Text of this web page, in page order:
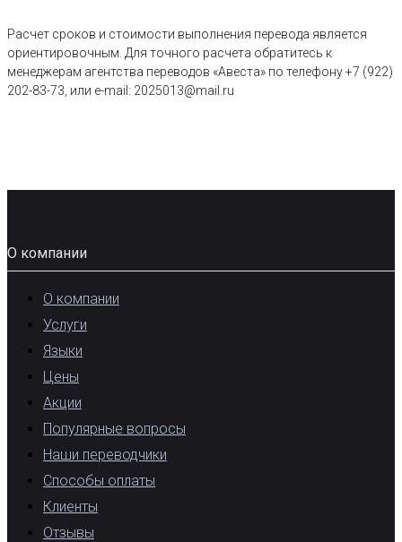
Расчет сроков и стоимости выполнения перевода является
ориентировочным. Для точного расчета обратитесь к
менеджерам агентства переводов «Авеста» по телефону +7 (922)
202-83-73, или e-mail: 2025013@mail.ru
О компании
О компании
Услуги
Языки
Цены
Акции
Популярные вопросы
Наши переводчики
Способы оплаты
Клиенты
Отзывы